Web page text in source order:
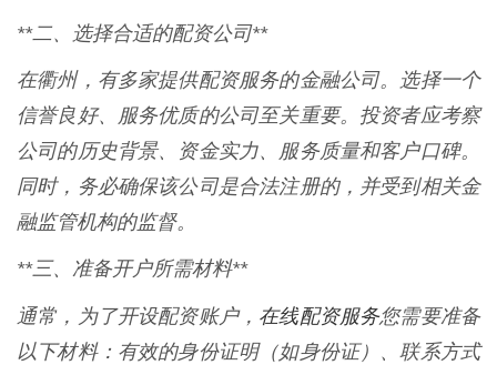
**二、选择合适的配资公司**
在衢州，有多家提供配资服务的金融公司。选择一个
信誉良好、服务优质的公司至关重要。投资者应考察
公司的历史背景、资金实力、服务质量和客户口碑。
同时，务必确保该公司是合法注册的，并受到相关金
融监管机构的监督。
**三、准备开户所需材料**
通常，为了开设配资账户， 在线配资服务您需要准备
以下材料：有效的身份证明（如身份证）、联系方式